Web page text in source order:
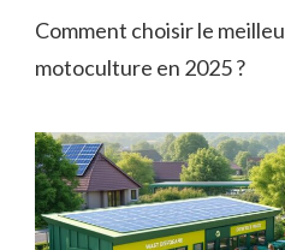
Comment choisir le
motoculture en 2025 ?